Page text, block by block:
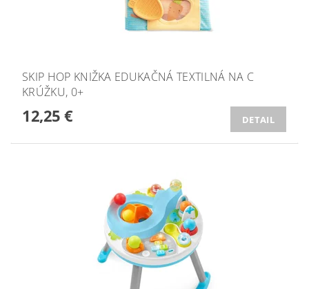
SKIP HOP KNIŽKA EDUKAČNÁ TEXTILNÁ NA C
KRÚŽKU, 0+
12,25 € DETAIL